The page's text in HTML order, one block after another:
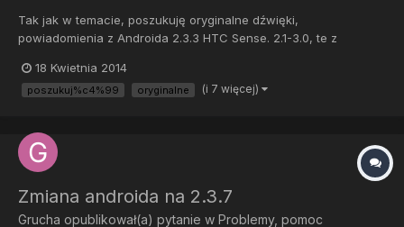
Tak jak w temacie, poszukuję oryginalne dźwięki,
powiadomienia z Androida 2.3.3 HTC Sense. 2.1-3.0, te z
bardzo starych, Pamiętam, że na liście był jeden o nazwie
"Color" To pomoże określić dokładniej o jaki typ mi chodzi
18 Kwietnia 2014
poszukuj%c4%99 oryginalne (i 7 więcej)
Zmiana androida na 2.3.7
Grucha opublikował(a) pytanie w Problemy, pomoc